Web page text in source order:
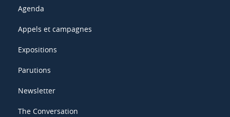
Agenda
Appels et campagnes
Expositions
Parutions
Newsletter
The Conversation